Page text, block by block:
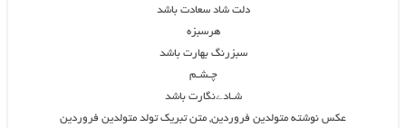
دلت شاد سعادت باشد
هرسبزه
سبزرنگ بهارت باشد
چـشـم
شـادےنگارت باشد
عکس نوشته متولدین فروردین, متن تبریک تولد متولدین فروردین